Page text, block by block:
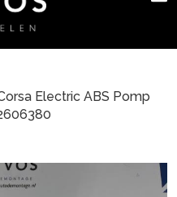
Electric ABS Pomp